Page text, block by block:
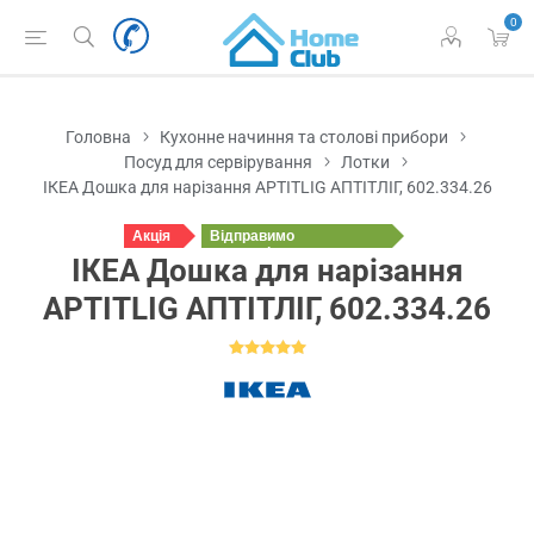
0
Головна
Кухонне начиння та столові прибори
Посуд для сервірування
Лотки
ІКЕА Дошка для нарізання APTITLIG АПТІТЛІГ, 602.334.26
Акція
Відправимо
сьогодні
ІКЕА Дошка для нарізання
APTITLIG АПТІТЛІГ, 602.334.26